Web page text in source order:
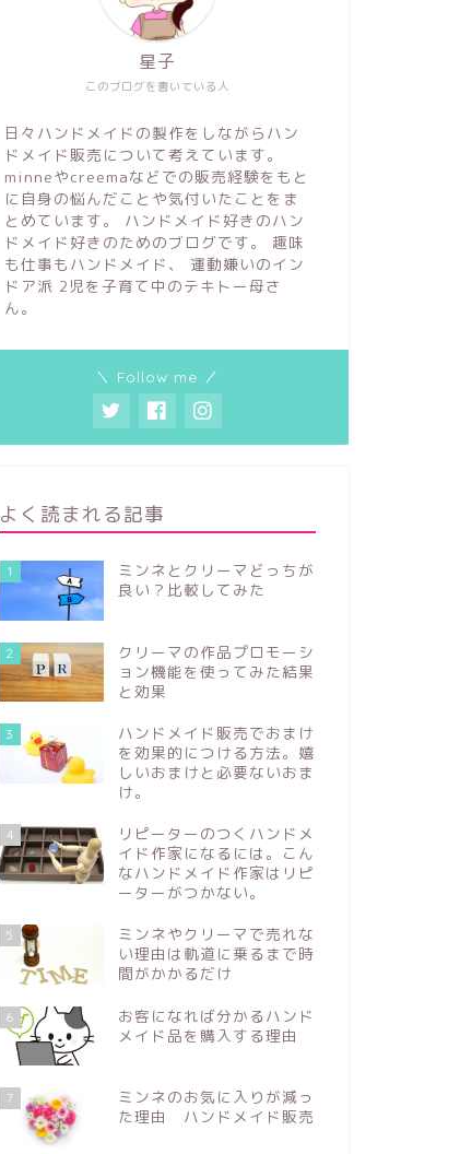
このブログを書いている人
星子
日々ハンドメイドの製作をしながらハン
ドメイド販売について考えています。
minneやcreemaなどでの販売経験をもと
に自身の悩んだことや気付いたことをま
とめています。 ハンドメイド好きのハン
ドメイド好きのためのブログです。 趣味
も仕事もハンドメイド、 運動嫌いのイン
ドア派 2児を子育て中のテキトー母さ
ん。
＼ Follow me ／
よく読まれる記事
1
ミンネとクリーマどっちが
良い？比較してみた
2
クリーマの作品プロモーシ
ョン機能を使ってみた結果
と効果
3
ハンドメイド販売でおまけ
を効果的につける方法。嬉
しいおまけと必要ないおま
け。
4
リピーターのつくハンドメ
イド作家になるには。こん
なハンドメイド作家はリピ
ーターがつかない。
5
ミンネやクリーマで売れな
い理由は軌道に乗るまで時
間がかかるだけ
6
お客になれば分かるハンド
メイド品を購入する理由
7
ミンネのお気に入りが減っ
た理由 ハンドメイド販売